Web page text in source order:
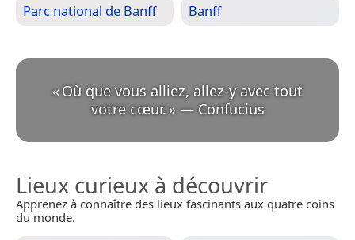
Parc national de Banff Banff
«Où que vous alliez, allez-y avec tout
votre cœur. » — Confucius
Lieux curieux à découvrir
Apprenez à connaître des lieux fascinants aux quatre coins
du monde.